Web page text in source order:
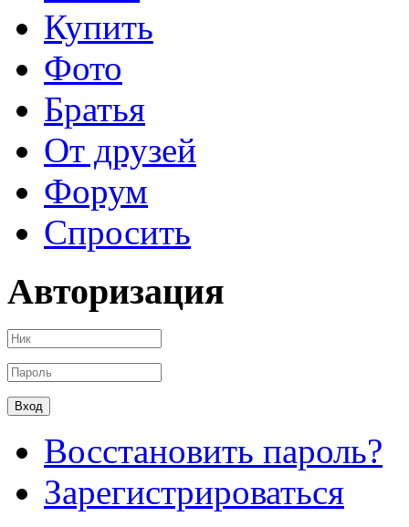
Купить
Фото
Братья
От друзей
Форум
Спросить
Авторизация
Восстановить пароль?
Зарегистрироваться